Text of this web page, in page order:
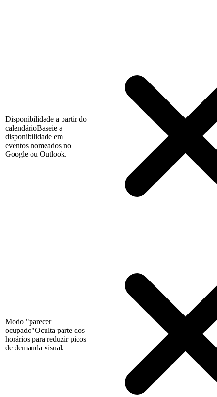
Disponibilidade a partir do
calendárioBaseie a
disponibilidade em
eventos nomeados no
Google ou Outlook.
Modo "parecer
ocupado"Oculta parte dos
horários para reduzir picos
de demanda visual.